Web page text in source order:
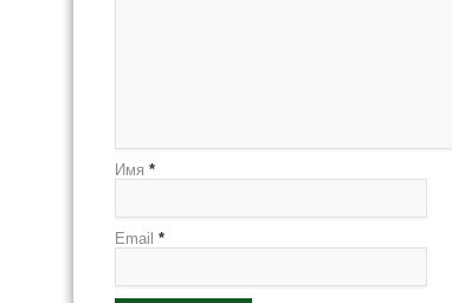
Имя *
Email *